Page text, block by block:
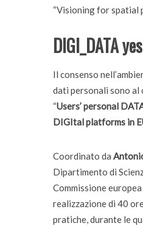
“Visioning for spatial
DIGI_DATA
Il consenso
dati personali sono al
“Users’ personal
DIGItal platforms in
Coordinato da
Dipartimento di
Commissione
realizzazione di 40
pratiche, durante le